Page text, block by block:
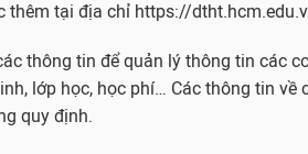
thêm tại địa chỉ https://
thông tin để quản lý thông tin các
lớp học, học phí… Các thông tin về
quy định.